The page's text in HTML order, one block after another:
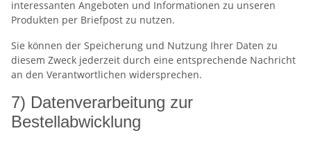
interessanten Angeboten und Informationen zu unseren
Produkten per Briefpost zu nutzen.
Sie können der Speicherung und Nutzung Ihrer Daten zu
diesem Zweck jederzeit durch eine entsprechende Nachricht
an den Verantwortlichen widersprechen.
7) Datenverarbeitung zur
Bestellabwicklung